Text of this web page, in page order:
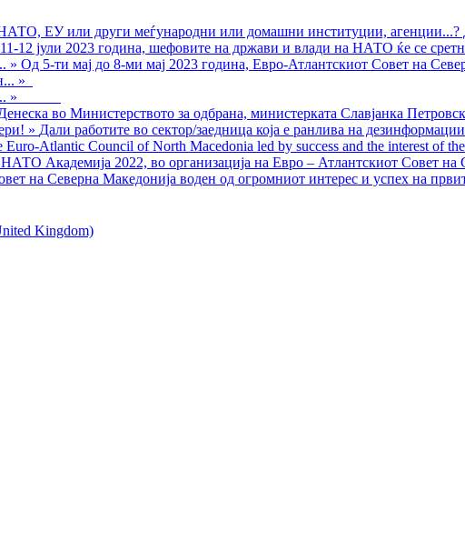
НАТО, ЕУ или други меѓународни или домашни институции, агенции...?
12 јули 2023 година, шефовите на држави и влади на НАТО ќе се
» Од 5-ти мај до 8-ми мај 2023 година, Евро-Атлантскиот Совет на
»
»
во Министерството за одбрана, министерката Славјанка
» Дали работите во сектор/заедница која е ранлива на
Euro-Atlantic Council of North Macedonia led by success and the interest of
Академија 2022, во организација на Евро – Атлантскиот Совет на
на Северна Македонија воден од огромниот интерес и успех на